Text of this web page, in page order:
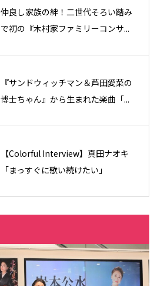
仲良し家族の絆！二世代そろい踏み
で初の『木村家ファミリーコンサ...
『サンドウィッチマン＆芦田愛菜の
博士ちゃん』から生まれた楽曲「...
【Colorful Interview】真田ナオキ
「まっすぐに歌い続けたい」